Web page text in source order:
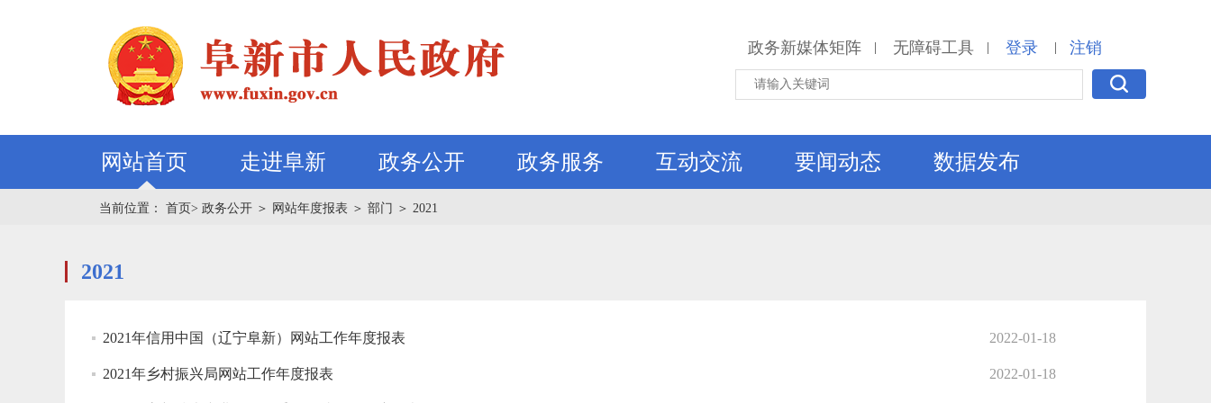
政务新媒体矩阵 | 无障碍工具 | 登录 | 注销
网站首页 走进阜新 政务公开 政务服务 互动交流 要闻动态 数据发布
当前位置： 首页> 政务公开 ＞ 网站年度报表 ＞ 部门 ＞ 2021
2021
2021年信用中国（辽宁阜新）网站工作年度报表 2022-01-18
2021年乡村振兴局网站工作年度报表 2022-01-18